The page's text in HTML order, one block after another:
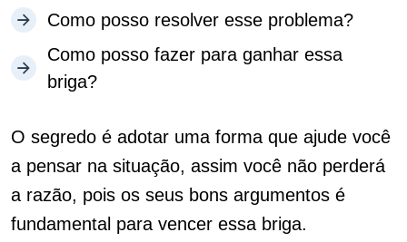
Como posso resolver esse problema?
Como posso fazer para ganhar essa
briga?
O segredo é adotar uma forma que ajude você
a pensar na situação, assim você não perderá
a razão, pois os seus bons argumentos é
fundamental para vencer essa briga.